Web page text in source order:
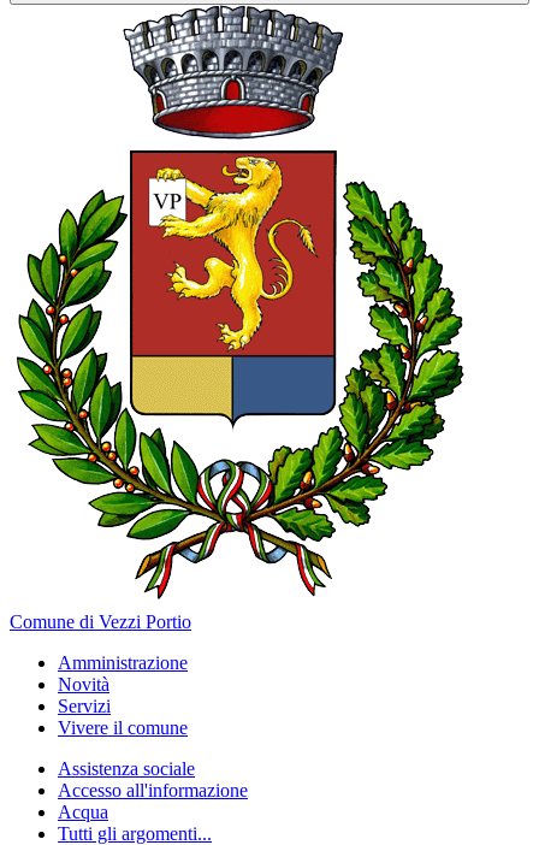
Comune di Vezzi Portio
Amministrazione
Novità
Servizi
Vivere il comune
Assistenza sociale
Accesso all'informazione
Acqua
Tutti gli argomenti...